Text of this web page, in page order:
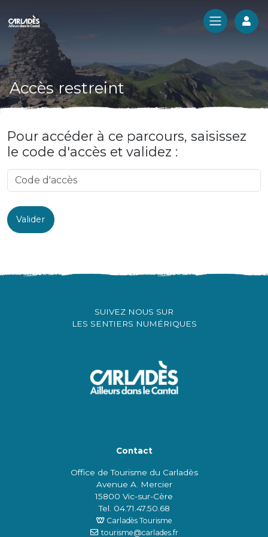
Accès restreint
Pour accéder à ce parcours, saisissez
le code d'accès et validez :
Valider
SUIVEZ NOUS SUR
LES SENTIERS NUMÉRIQUES
Contact
Office de Tourisme du Carladès
Avenue A. Mercier
15800 Vic-sur-Cère
Tel. 04.71.47.50.68
Carladès Tourisme
tourisme@carlades.fr